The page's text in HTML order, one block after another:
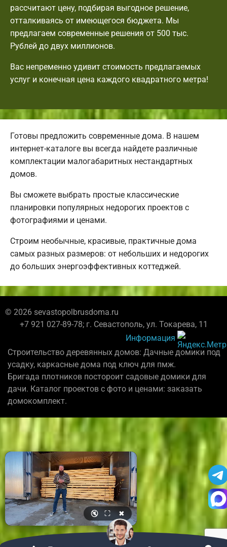
рассчитают цену, подбирая выгодное решение,
отталкиваясь от имеющегося бюджета. Мы
предлагаем современные решения от 500 тыс.
Рублей до двух миллионов.
Вас непременно удивит стоимость предлагаемых
услуг и конечная цена каждого квадратного метра!
Готовы предложить современные дома. В нашем
интернет-каталоге вы всегда найдете различные
комплектации малогабаритных нестандартных
домов.
Вы сможете выбрать простые классические
планировки популярных недорогих проектов с
фотографиями и ценами.
Строим необычные, красивые, практичные дома
самых разных размеров: от небольших и недорогих
до больших энергоэффективных коттеджей.
© 2026 sevastopolbrusdoma.ru
+7 921 027-89-78; г. Севастополь, ул. Токарева, 11
Информация
Строительство деревянных домов: Дачные домики под
усадку, каркасные дома под ключ для пмж.
Бригада плотников постороит садовые домики для
дачи. Каталог проектов с фото и ценами: заказать
домокомплект.
🔇 ⛶ ✖